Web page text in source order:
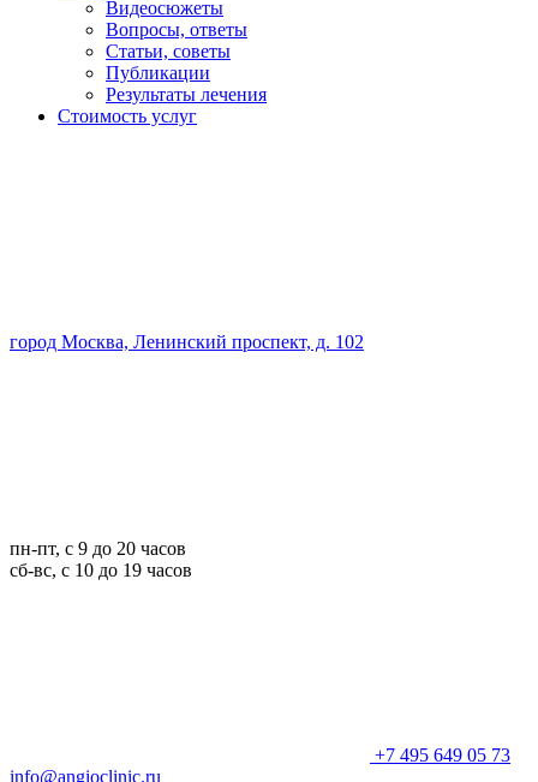
Видеосюжеты
Вопросы, ответы
Статьи, советы
Публикации
Результаты лечения
Стоимость услуг
город Москва, Ленинский проспект, д. 102
пн-пт, с 9 до 20 часов
сб-вс, с 10 до 19 часов
+7 495 649 05 73
info@angioclinic.ru